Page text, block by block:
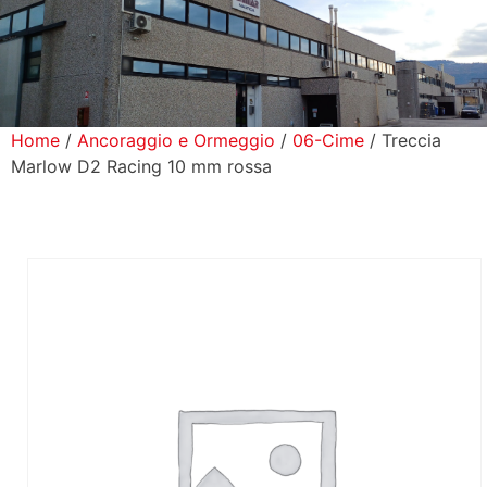
Prodotti
Home / Ancoraggio e Ormeggio / 06-Cime / Treccia
Marlow D2 Racing 10 mm rossa